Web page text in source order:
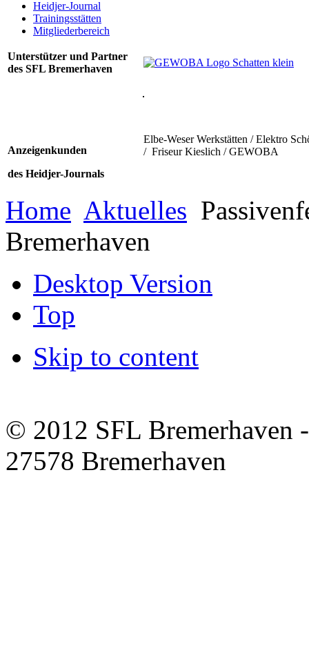
Heidjer-Journal
Trainingsstätten
Mitgliederbereich
Unterstützer und Partner
des SFL Bremerhaven
Anzeigenkunden
des Heidjer-Journals
Elbe-Weser Werkstätten / Elektro
/ Friseur Kieslich / GEWOBA
Home Aktuelles
Bremerhaven
Desktop Version
Top
Skip to content
© 2012 SFL Bremerhaven
27578 Bremerhaven